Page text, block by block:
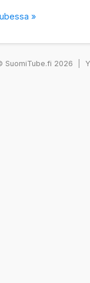
»
SuomiTube.fi 2026